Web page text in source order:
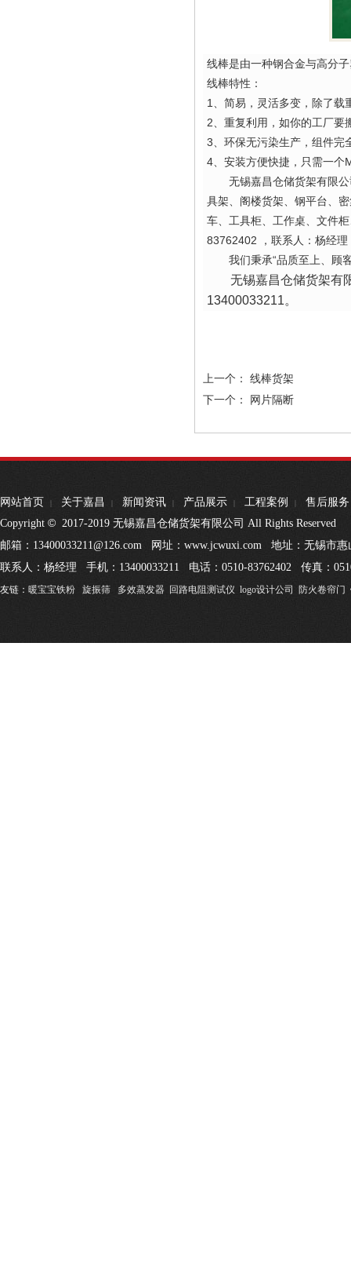
线棒是由一种钢合金与高分
线棒特性：
1、简易，灵活多变，除了载
2、重复利用，如你的工厂要
3、环保无污染生产，组件完
4、安装方便快捷，只需一个
无锡嘉昌仓储货架有限
具架、阁楼货架、钢平台、
车、工具柜、工作桌、文件
83762402 ，联系人：杨经理
我们秉承“品质至上、顾客
无锡嘉昌仓储货架有
13400033211。
上一个： 线棒货架
下一个：
网片隔断
网站首页 | 关于嘉昌 | 新闻资讯 | 产品展示 | 工程案例 |
售后服务
Copyright © 2017-2019 无锡嘉昌仓储货架有限公司 All Rights Reserved
邮箱：13400033211@126.com 网址：www.jcwuxi.com 地址：无锡市
联系人：杨经理 手机：13400033211 电话：0510-83762402 传真：
友链： 暖宝宝铁粉 旋振筛 多效蒸发器 回路电阻测试仪 logo设计公司 防火卷帘门